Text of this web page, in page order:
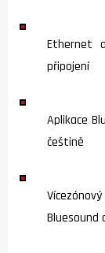
Ethernet
připojení
Aplikace
češtině
Bluesound